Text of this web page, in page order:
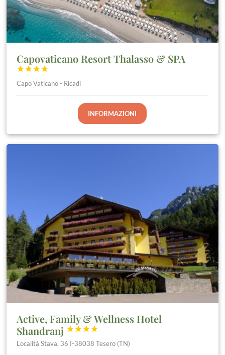
Capovaticano Resort Thalasso & SPA




Capo Vaticano - Ricadi
INFORMAZIONI
Active, Family & Wellness Hotel
Shandranj




Località Stava, 36 I-38038 Tesero (TN)